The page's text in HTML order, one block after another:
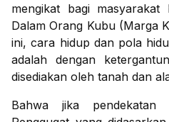
mengikat bagi
Dalam Orang Kubu (Marga
ini, cara hidup dan pola
adalah dengan
disediakan oleh tanah dan
Bahwa jika